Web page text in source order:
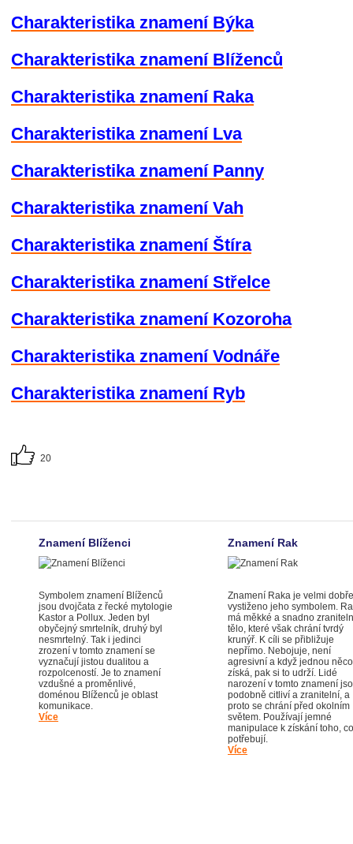
Charakteristika znamení Býka
Charakteristika znamení Blíženců
Charakteristika znamení Raka
Charakteristika znamení Lva
Charakteristika znamení Panny
Charakteristika znamení Vah
Charakteristika znamení Štíra
Charakteristika znamení Střelce
Charakteristika znamení Kozoroha
Charakteristika znamení Vodnáře
Charakteristika znamení Ryb
20
Znamení Blíženci
Symbolem znamení Blíženců
jsou dvojčata z řecké mytologie
Kastor a Pollux. Jeden byl
obyčejný smrtelník, druhý byl
nesmrtelný. Tak i jedinci
zrození v tomto znamení se
vyznačují jistou dualitou a
rozpolceností. Je to znamení
vzdušné a proměnlivé,
doménou Blíženců je oblast
komunikace.
Více
Znamení Rak
Znamení Raka je velmi dobře
vystiženo jeho symbolem.
má měkké a snadno
tělo, které však chrání tvrdý
krunýř. K cíli se přibližuje
nepřímo. Nebojuje, není
agresivní a když jednou něco
získá, pak si to udrží. Lidé
narození v tomto znamení
podobně citliví a zranitelní, a
proto se chrání před okolním
světem. Používají jemné
manipulace k získání toho, co
Více